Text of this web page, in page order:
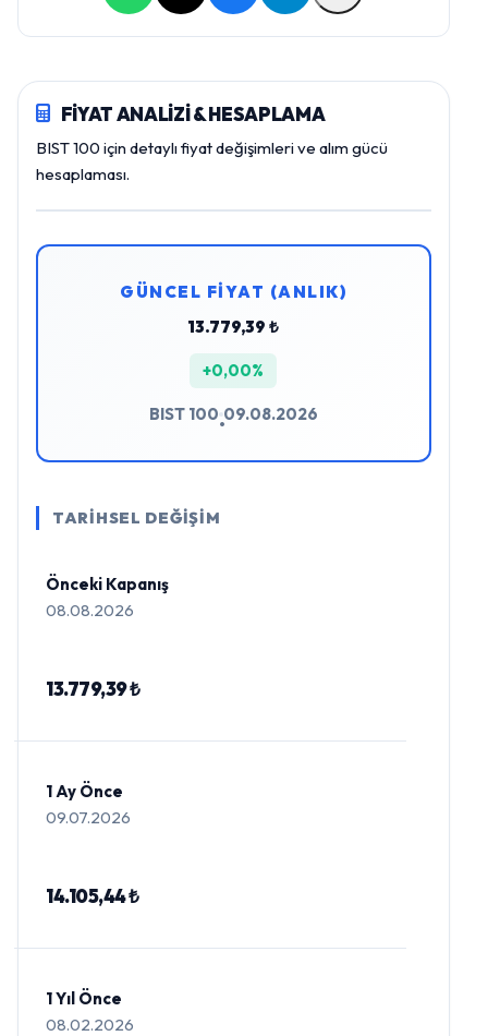
FİYAT ANALİZİ & HESAPLAMA
BIST 100 için detaylı fiyat değişimleri ve alım gücü
hesaplaması.
GÜNCEL FİYAT (ANLIK)
13.779,39 ₺
+0,00%
BIST 100
•
09.08.2026
TARİHSEL DEĞİŞİM
Önceki Kapanış
08.08.2026
13.779,39 ₺
1 Ay Önce
09.07.2026
14.105,44 ₺
1 Yıl Önce
08.02.2026